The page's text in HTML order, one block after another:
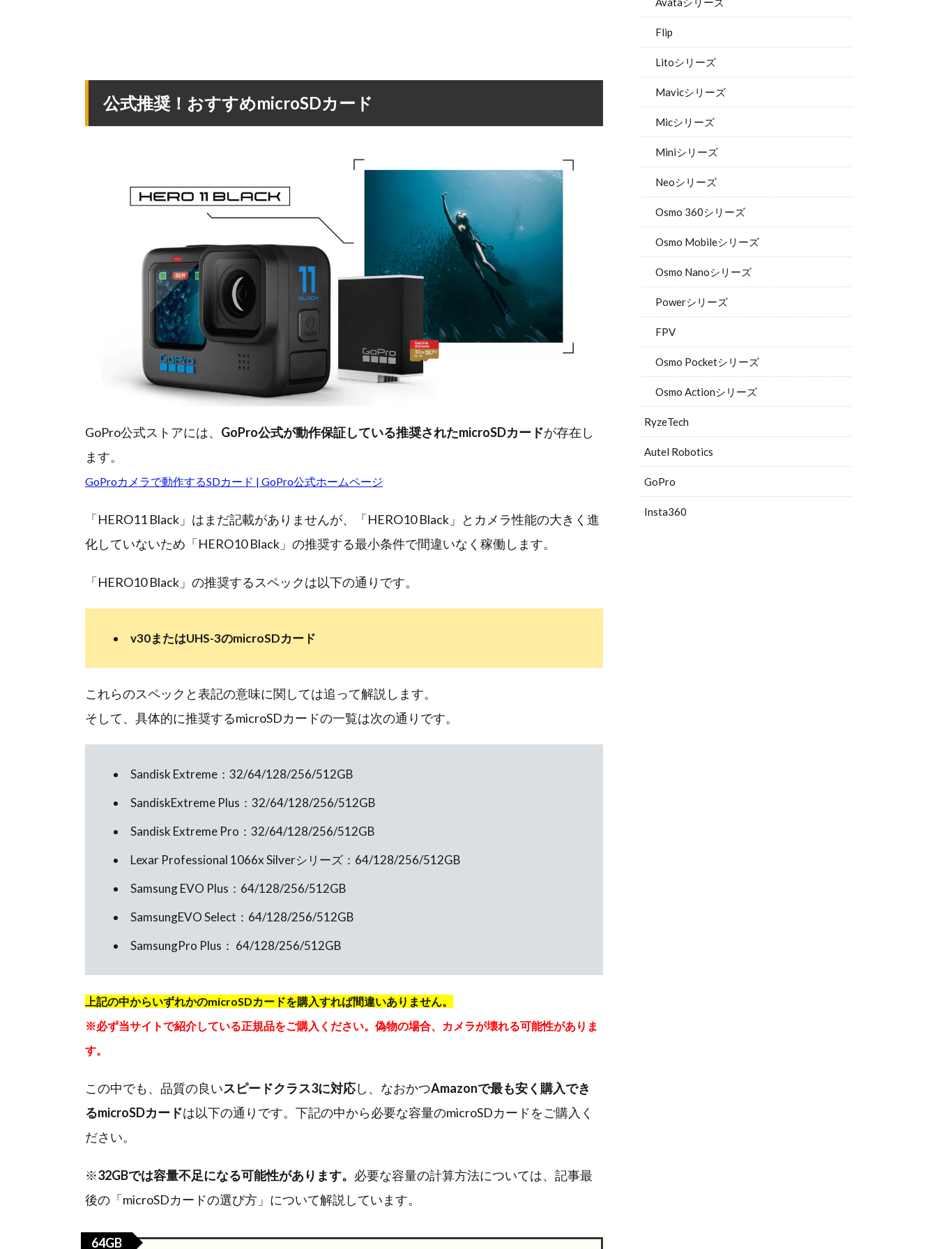
公式推奨！おすすめmicroSDカード
GoPro公式ストアには、 GoPro公式が動作保証している推奨されたmicroSDカードが存在し
ます。
GoProカメラで動作するSDカード | GoPro公式ホームページ
「HERO11 Black」はまだ記載がありませんが、「HERO10 Black」とカメラ性能の大きく進
化していないため「HERO10 Black」の推奨する最小条件で間違いなく稼働します。
「HERO10 Black」の推奨するスペックは以下の通りです。
v30またはUHS-3のmicroSDカード
これらのスペックと表記の意味に関しては追って解説します。
そして、具体的に推奨するmicroSDカードの一覧は次の通りです。
Sandisk Extreme：32/64/128/256/512GB
SandiskExtreme Plus：32/64/128/256/512GB
Sandisk Extreme Pro：32/64/128/256/512GB
Lexar Professional 1066x Silverシリーズ：64/128/256/512GB
Samsung EVO Plus：64/128/256/512GB
SamsungEVO Select：64/128/256/512GB
SamsungPro Plus： 64/128/256/512GB
上記の中からいずれかのmicroSDカードを購入すれば間違いありません。
※必ず当サイトで紹介している正規品をご購入ください。偽物の場合、カメラが壊れる可能性がありま
す。
この中でも、品質の良いスピードクラス3に対応し、なおかつAmazonで最も安く購入でき
るmicroSDカードは以下の通りです。下記の中から必要な容量のmicroSDカードをご購入く
ださい。
※32GBでは容量不足になる可能性があります。 必要な容量の計算方法については、記事最
後の「microSDカードの選び方」について解説しています。
64GB
Flip
Litoシリーズ
Mavicシリーズ
Micシリーズ
Miniシリーズ
Neoシリーズ
Osmo 360シリーズ
Osmo Mobileシリーズ
Osmo Nanoシリーズ
Powerシリーズ
FPV
Osmo Pocketシリーズ
Osmo Actionシリーズ
RyzeTech
Autel Robotics
GoPro
Insta360